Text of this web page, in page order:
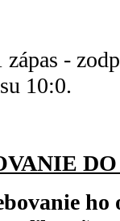
-
10:0.
ho